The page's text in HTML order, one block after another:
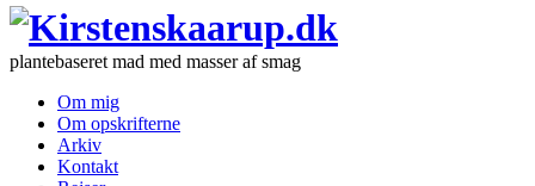
plantebaseret mad med masser af smag
Om mig
Om opskrifterne
Arkiv
Kontakt